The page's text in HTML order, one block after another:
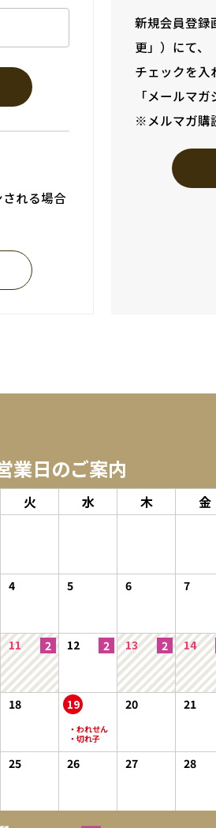
れる場合
新規会員登録
更」）にて、
チェックを入
「メールマ
※メルマガ購
業日のご案内
火 水 木 金
4 5 6 7
11 12 13 14
18 19 20 21
25 26 27 28